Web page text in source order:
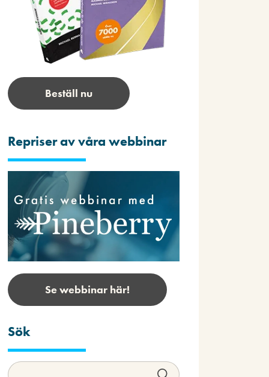
Beställ nu
Repriser av våra webbinar
Se webbinar här!
Sök